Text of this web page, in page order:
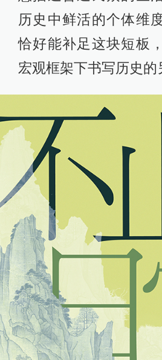
历史中鲜活的个体维
恰好能补足这块短板
宏观框架下书写历史的